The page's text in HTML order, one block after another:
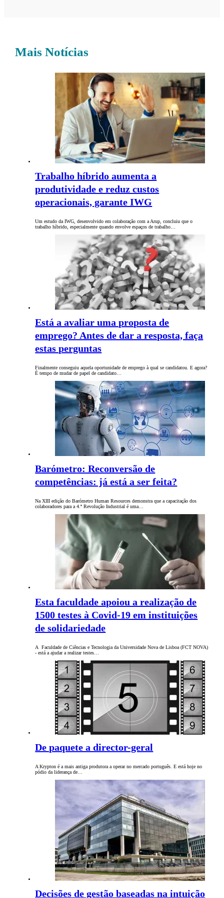
Mais Notícias
Trabalho híbrido aumenta a
produtividade e reduz custos
operacionais, garante IWG
Um estudo da IWG, desenvolvido em colaboração com a Arup, concluiu que o
trabalho híbrido, especialmente quando envolve espaços de trabalho…
Está a avaliar uma proposta de
emprego? Antes de dar a resposta, faça
estas perguntas
Finalmente conseguiu aquela oportunidade de emprego à qual se candidatou. E agora?
É tempo de mudar de papel de candidato…
Barómetro: Reconversão de
competências: já está a ser feita?
Na XIII edição do Barómetro Human Resources demonstra que a capacitação dos
colaboradores para a 4.ª Revolução Industrial é uma…
Esta faculdade apoiou a realização de
1500 testes à Covid-19 em instituições
de solidariedade
A Faculdade de Ciências e Tecnologia da Universidade Nova de Lisboa (FCT NOVA)
- está a ajudar a realizar testes…
De paquete a director-geral
A Krypton é a mais antiga produtora a operar no mercado português. E está hoje no
pódio da liderança de…
Decisões de gestão baseadas na intuição